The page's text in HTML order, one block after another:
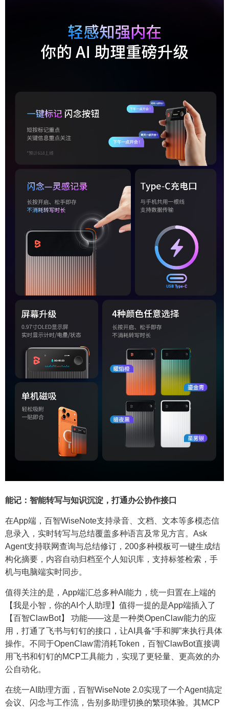
能记：智能转写与知识沉淀，打通办公协作接口
在App端，百智WiseNote支持录音、文档、文本等多模态信
息录入，实时转写与总结覆盖多种语言及常见方言。Ask
Agent支持联网查询与总结修订，200多种模板可一键生成结
构化摘要，内容自动归档至个人知识库，支持标签检索，手
机与电脑端实时同步。
值得关注的是，App端汇总多种AI能力，统一归置在上端的
【我是小智，你的AI个人助理】值得一提的是App端插入了
【百智ClawBot】 功能——这是一种类OpenClaw能力的应
用，打通了飞书与钉钉的接口，让AI具备“手和脚”来执行具体
操作。不同于OpenClaw需消耗Token，百智ClawBot直接调
用飞书和钉钉的MCP工具能力，实现了更轻量、更高效的办
公自动化。
在统一AI助理方面，百智WiseNote 2.0实现了一个Agent搞定
会议、闪念与工作流，告别多助理切换的繁琐体验。其MCP